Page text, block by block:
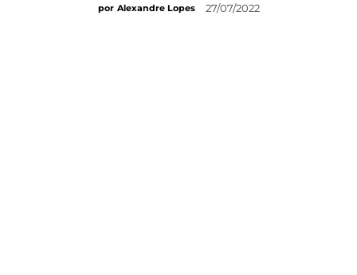
por Alexandre Lopes 27/07/2022